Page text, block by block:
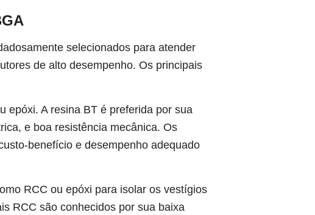
selecionados para atender
de alto desempenho. Os principais
epóxi. A resina BT é preferida por sua
e boa resistência mecânica. Os
benefício e desempenho adequado
RCC ou epóxi para isolar os vestígios
RCC são conhecidos por sua baixa